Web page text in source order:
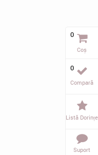
Coș
0
Compară
0
Listă Dorințe
Suport